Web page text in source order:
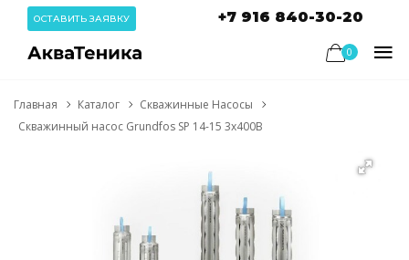
ОСТАВИТЬ ЗАЯВКУ +7 916 840-30-20
0
Главная Каталог
Скважинные Насосы
Скважинный насос Grundfos SP 14-15 3x400В